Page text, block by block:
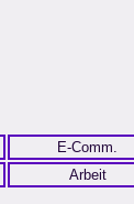
E-Comm.
Arbeit